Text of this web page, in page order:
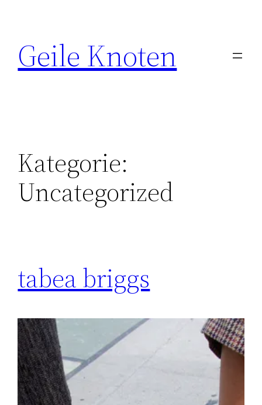
springen
Geile Knoten
Kategorie:
Uncategorized
tabea briggs